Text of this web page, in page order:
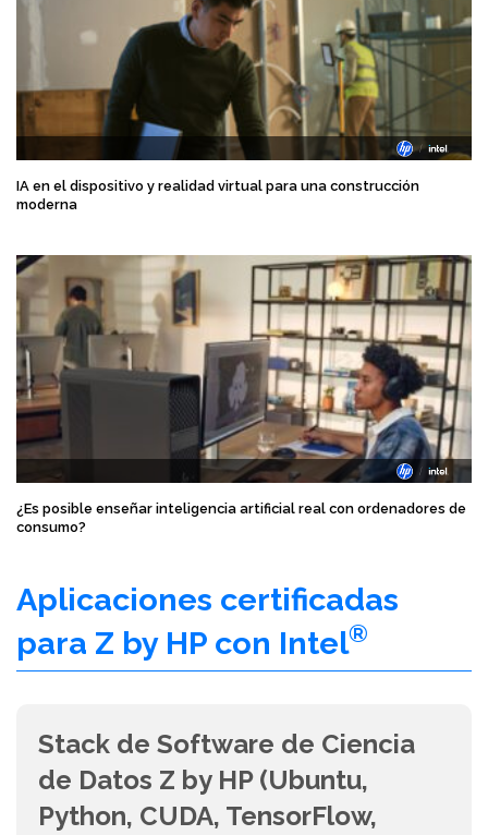
IA en el dispositivo y realidad virtual para una construcción
moderna
¿Es posible enseñar inteligencia artificial real con ordenadores de
consumo?
Aplicaciones certificadas
para Z by HP con Intel®
Stack de Software de Ciencia
de Datos Z by HP (Ubuntu,
Python, CUDA, TensorFlow,